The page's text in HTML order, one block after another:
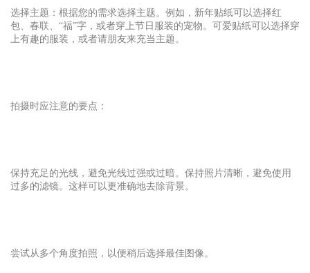
选择主题：根据您的需求选择主题。例如，新年贴纸可以选择红
包、春联、“福”字，或者穿上节日服装的宠物。可爱贴纸可以选择穿
上有趣的服装，或者请朋友来充当主题。
拍摄时应注意的要点：
保持充足的光线，避免光线过强或过暗。保持照片清晰，避免使用
过多的滤镜。这样可以更准确地去除背景。
尝试从多个角度拍照，以便稍后选择最佳图像。